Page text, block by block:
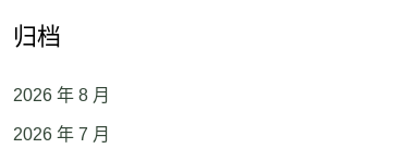
归档
2026 年 8 月
2026 年 7 月